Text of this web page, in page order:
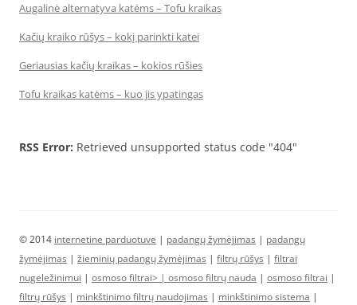
Augalinė alternatyva katėms – Tofu kraikas
Kačių kraiko rūšys – kokį parinkti katei
Geriausias kačių kraikas – kokios rūšies
Tofu kraikas katėms – kuo jis ypatingas
RSS Error: Retrieved unsupported status code "404"
© 2014 internetine parduotuve | padangų žymėjimas | padangų
žymėjimas | žieminių padangų žymėjimas | filtrų rūšys | filtrai
nugeležinimui | osmoso filtrai> | osmoso filtrų nauda | osmoso filtrai |
filtrų rūšys | minkštinimo filtrų naudojimas | minkštinimo sistema |